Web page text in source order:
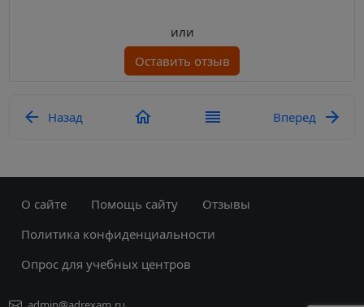
или
Оставить отзыв
Назад Вперед
О сайте Помощь сайту
Отзывы
Политика конфиденциальности
Опрос для учебных центров